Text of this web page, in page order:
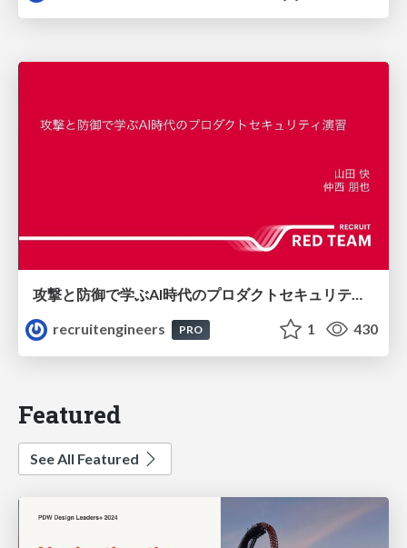
攻撃と防御で学ぶAI時代のプロダクトセキュリティ演習
recruitengineers
PRO 1 430
Featured
See All Featured